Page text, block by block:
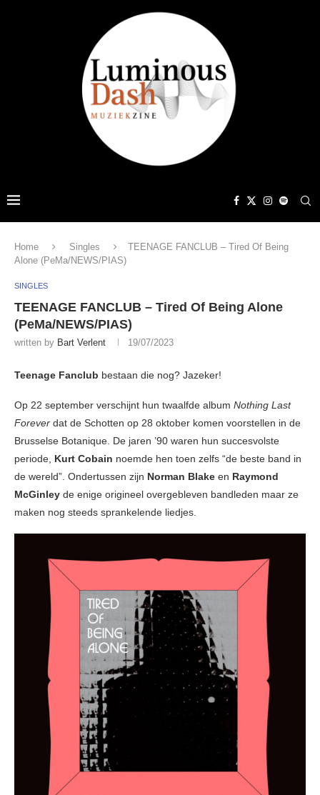
Home Singles
TEENAGE FANCLUB – Tired Of Being
Alone (PeMa/NEWS/PIAS)
SINGLES
TEENAGE FANCLUB – Tired Of Being Alone
(PeMa/NEWS/PIAS)
written by Bart Verlent 19/07/2023
Teenage Fanclub bestaan die nog? Jazeker!
Op 22 september verschijnt hun twaalfde album Nothing Last
Forever dat de Schotten op 28 oktober komen voorstellen in de
Brusselse Botanique. De jaren ’90 waren hun succesvolste
periode, Kurt Cobain noemde hen toen zelfs “de beste band in
de wereld”. Ondertussen zijn Norman Blake en Raymond
McGinley de enige origineel overgebleven bandleden maar ze
maken nog steeds sprankelende liedjes.